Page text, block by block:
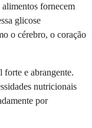
alimentos fornecem
glicose
o cérebro, o coração
forte e abrangente.
nutricionais
por